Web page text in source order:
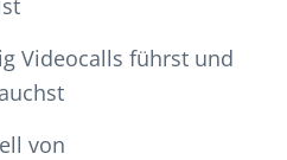
Videocalls führst und
von